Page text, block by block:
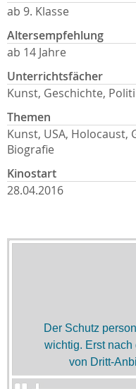
ab 9. Klasse
Altersempfehlung
ab 14 Jahre
Unterrichtsfächer
Kunst, Geschichte,
Themen
Kunst, USA,
Biografie
Kinostart
28.04.2016
Der Schutz
wichtig. Erst
von Dritt-